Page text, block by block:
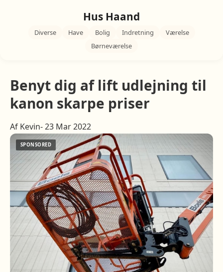
Hus Haand
Diverse Have Bolig Indretning
Værelse
Børneværelse
Benyt dig af lift udlejning til
kanon skarpe priser
Af Kevin- 23 Mar 2022